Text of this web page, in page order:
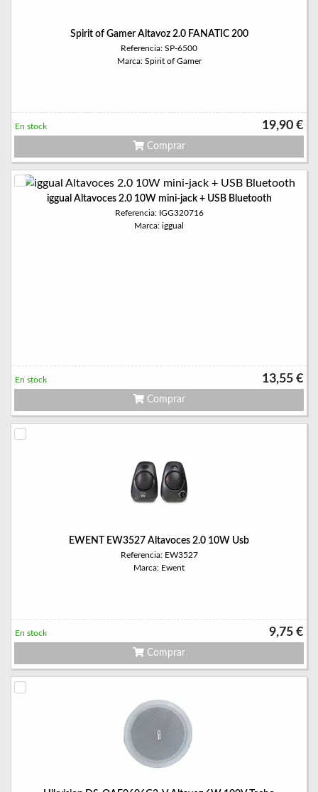
Spirit of Gamer Altavoz 2.0 FANATIC 200
Referencia: SP-6500
Marca: Spirit of Gamer
19,90 €
En stock
Comprar
iggual Altavoces 2.0 10W mini-jack + USB Bluetooth
Referencia: IGG320716
Marca: iggual
13,55 €
En stock
Comprar
EWENT EW3527 Altavoces 2.0 10W Usb
Referencia: EW3527
Marca: Ewent
9,75 €
En stock
Comprar